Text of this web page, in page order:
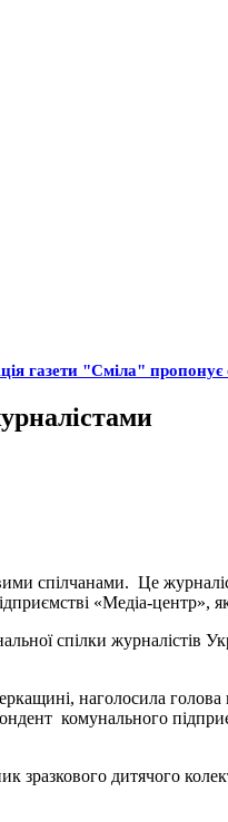
газети "Сміла" пропонує
спілчанами. Це
«Медіа-
спілки журналістів
наголосила
комунального
зразкового дитячого